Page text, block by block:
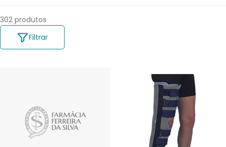
L
302 produtos
Filtrar